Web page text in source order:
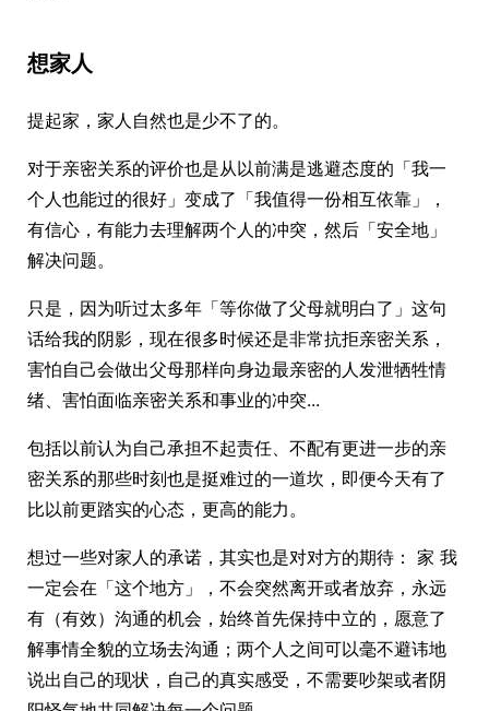
想家人
提起家，家人自然也是少不了的。
对于亲密关系的评价也是从以前满是逃避态度的「我一
个人也能过的很好」变成了「我值得一份相互依靠」，
有信心，有能力去理解两个人的冲突，然后「安全地」
解决问题。
只是，因为听过太多年「等你做了父母就明白了」这句
话给我的阴影，现在很多时候还是非常抗拒亲密关系，
害怕自己会做出父母那样向身边最亲密的人发泄牺牲情
绪、害怕面临亲密关系和事业的冲突...
包括以前认为自己承担不起责任、不配有更进一步的亲
密关系的那些时刻也是挺难过的一道坎，即便今天有了
比以前更踏实的心态，更高的能力。
想过一些对家人的承诺，其实也是对对方的期待： 家 我
一定会在「这个地方」，不会突然离开或者放弃，永远
有（有效）沟通的机会，始终首先保持中立的，愿意了
解事情全貌的立场去沟通；两个人之间可以毫不避讳地
说出自己的现状，自己的真实感受，不需要吵架或者阴